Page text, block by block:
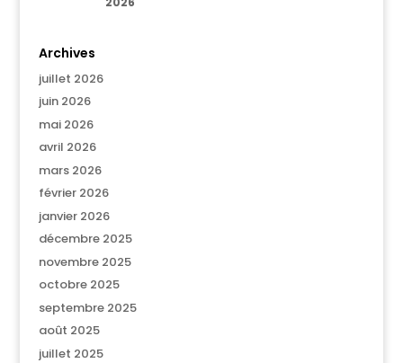
Archives
juillet 2026
juin 2026
mai 2026
avril 2026
mars 2026
février 2026
janvier 2026
décembre 2025
novembre 2025
octobre 2025
septembre 2025
août 2025
juillet 2025